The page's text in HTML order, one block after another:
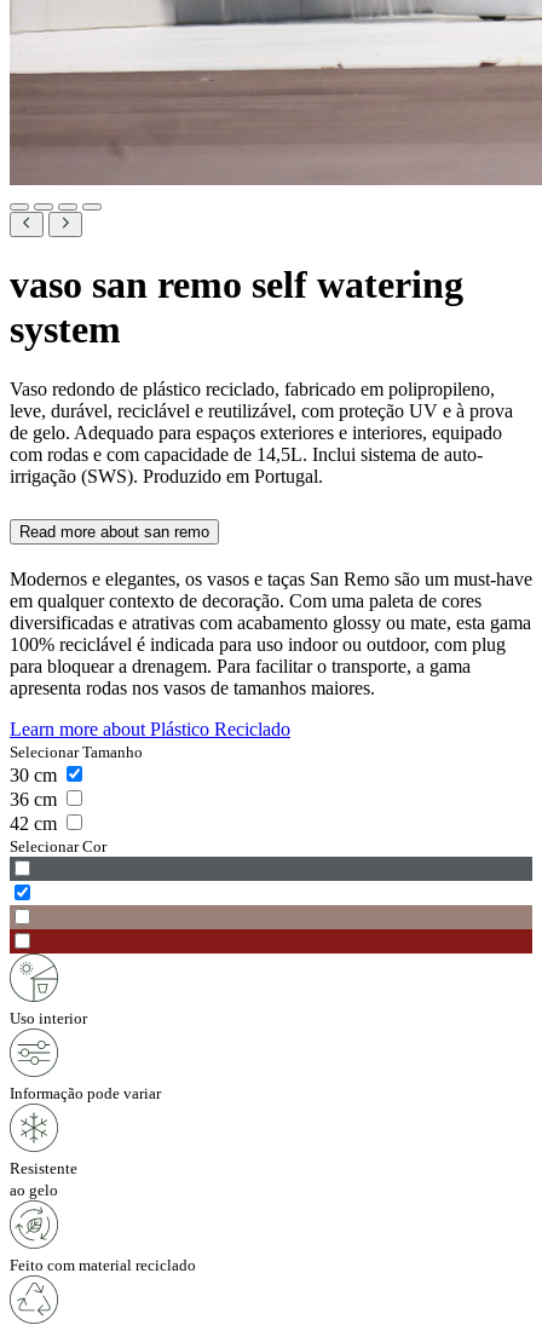
vaso san remo self watering
system
Vaso redondo de plástico reciclado, fabricado em polipropileno,
leve, durável, reciclável e reutilizável, com proteção UV e à prova
de gelo. Adequado para espaços exteriores e interiores, equipado
com rodas e com capacidade de 14,5L. Inclui sistema de auto-
irrigação (SWS). Produzido em Portugal.
Read more about san remo
Modernos e elegantes, os vasos e taças San Remo são um must-have
em qualquer contexto de decoração. Com uma paleta de cores
diversificadas e atrativas com acabamento glossy ou mate, esta gama
100% reciclável é indicada para uso indoor ou outdoor, com plug
para bloquear a drenagem. Para facilitar o transporte, a gama
apresenta rodas nos vasos de tamanhos maiores.
Learn more about Plástico Reciclado
Selecionar Tamanho
30 cm
36 cm
42 cm
Selecionar Cor
Uso interior
Informação pode variar
Resistente
ao gelo
Feito com material reciclado